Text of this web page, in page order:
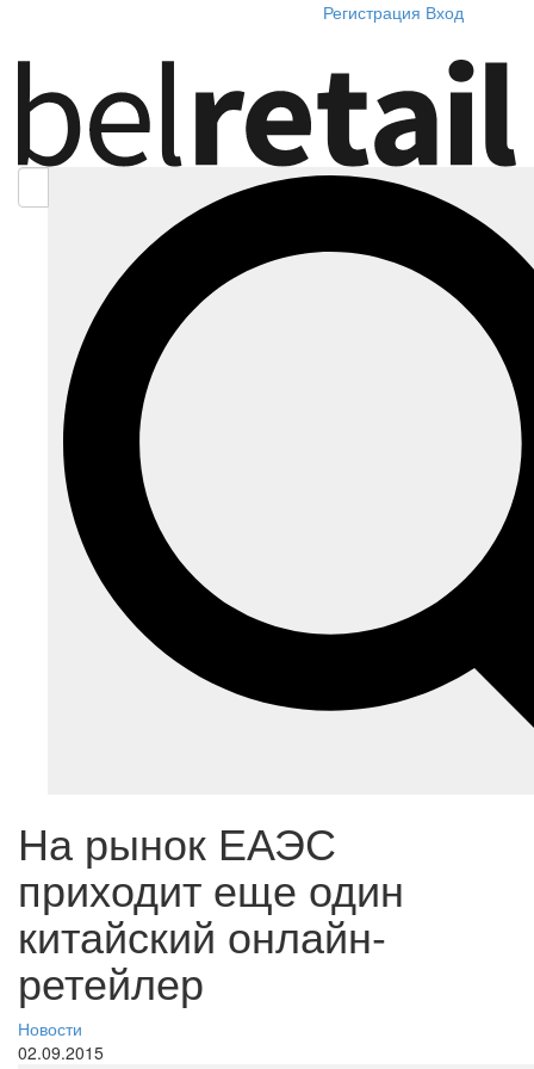
Регистрация Вход
На рынок ЕАЭС
приходит еще один
китайский онлайн-
ретейлер
Новости
02.09.2015